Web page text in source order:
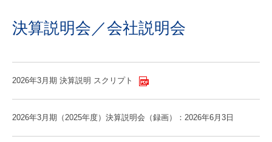
決算説明会／会社説明会
2026年3月期 決算説明 スクリプト
2026年3月期（2025年度）決算説明会（録画）：2026年6月3日